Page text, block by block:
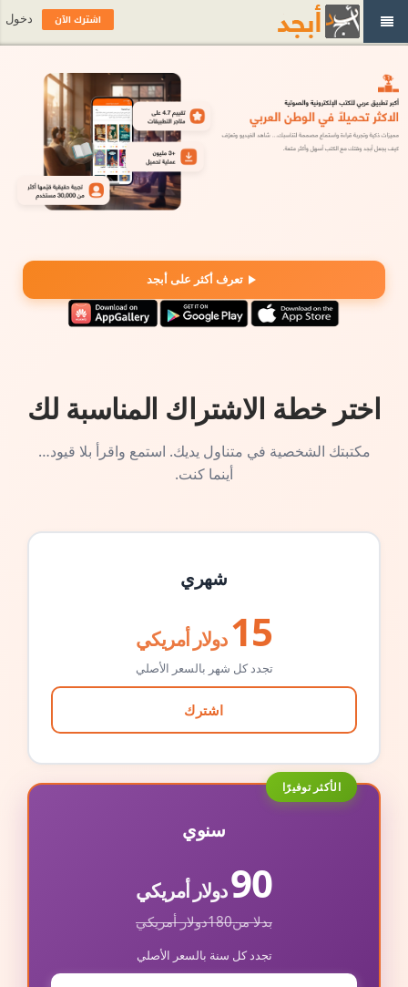
تعرف أكثر على أبجد
اختر خطة الاشتراك المناسبة لك
مكتبتك الشخصية في متناول يديك. استمع واقرأ بلا قيود…
أينما كنت.
شهري
15 دولار أمريكي
تجدد كل شهر بالسعر الأصلي
اشترك
الأكثر توفيرًا
سنوي
90دولار أمريكي
بدلا من180دولار أمريكي
تجدد كل سنة بالسعر الأصلي
اشترك الآن دخول